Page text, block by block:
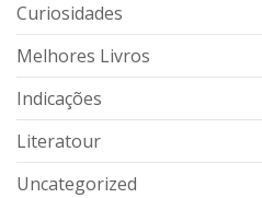
Curiosidades
Melhores Livros
Indicações
Literatour
Uncategorized